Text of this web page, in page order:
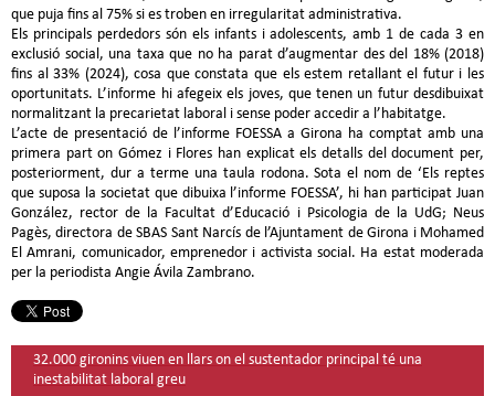
que puja fins al 75% si es troben en irregularitat administrativa.
Els principals perdedors són els infants i adolescents, amb 1 de cada 3 en
exclusió social, una taxa que no ha parat d’augmentar des del 18% (2018)
fins al 33% (2024), cosa que constata que els estem retallant el futur i les
oportunitats. L’informe hi afegeix els joves, que tenen un futur desdibuixat
normalitzant la precarietat laboral i sense poder accedir a l’habitatge.
L’acte de presentació de l’informe FOESSA a Girona ha comptat amb una
primera part on Gómez i Flores han explicat els detalls del document per,
posteriorment, dur a terme una taula rodona. Sota el nom de ‘Els reptes
que suposa la societat que dibuixa l’informe FOESSA’, hi han participat Juan
González, rector de la Facultat d’Educació i Psicologia de la UdG; Neus
Pagès, directora de SBAS Sant Narcís de l’Ajuntament de Girona i Mohamed
El Amrani, comunicador, emprenedor i activista social. Ha estat moderada
per la periodista Angie Ávila Zambrano.
32.000 gironins viuen en llars on el sustentador principal té una
inestabilitat laboral greu